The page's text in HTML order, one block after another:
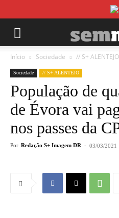
Início Sociedade // S+ ALENTEJO
Sociedade // S+ ALENTEJO
População de
de Évora vai
nos passes da
Por Redação S+ Imagem DR - 03/03/2021